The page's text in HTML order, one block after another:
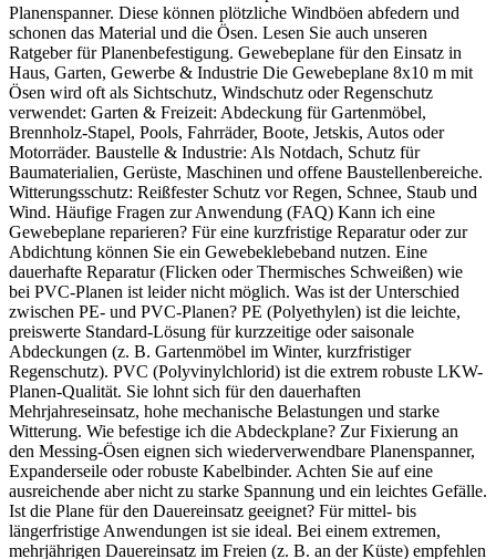
Planenspanner. Diese können plötzliche Windböen abfedern und
schonen das Material und die Ösen. Lesen Sie auch unseren
Ratgeber für Planenbefestigung. Gewebeplane für den Einsatz in
Haus, Garten, Gewerbe & Industrie Die Gewebeplane 8x10 m mit
Ösen wird oft als Sichtschutz, Windschutz oder Regenschutz
verwendet: Garten & Freizeit: Abdeckung für Gartenmöbel,
Brennholz-Stapel, Pools, Fahrräder, Boote, Jetskis, Autos oder
Motorräder. Baustelle & Industrie: Als Notdach, Schutz für
Baumaterialien, Gerüste, Maschinen und offene Baustellenbereiche.
Witterungsschutz: Reißfester Schutz vor Regen, Schnee, Staub und
Wind. Häufige Fragen zur Anwendung (FAQ) Kann ich eine
Gewebeplane reparieren? Für eine kurzfristige Reparatur oder zur
Abdichtung können Sie ein Gewebeklebeband nutzen. Eine
dauerhafte Reparatur (Flicken oder Thermisches Schweißen) wie
bei PVC-Planen ist leider nicht möglich. Was ist der Unterschied
zwischen PE- und PVC-Planen? PE (Polyethylen) ist die leichte,
preiswerte Standard-Lösung für kurzzeitige oder saisonale
Abdeckungen (z. B. Gartenmöbel im Winter, kurzfristiger
Regenschutz). PVC (Polyvinylchlorid) ist die extrem robuste LKW-
Planen-Qualität. Sie lohnt sich für den dauerhaften
Mehrjahreseinsatz, hohe mechanische Belastungen und starke
Witterung. Wie befestige ich die Abdeckplane? Zur Fixierung an
den Messing-Ösen eignen sich wiederverwendbare Planenspanner,
Expanderseile oder robuste Kabelbinder. Achten Sie auf eine
ausreichende aber nicht zu starke Spannung und ein leichtes Gefälle.
Ist die Plane für den Dauereinsatz geeignet? Für mittel- bis
längerfristige Anwendungen ist sie ideal. Bei einem extremen,
mehrjährigen Dauereinsatz im Freien (z. B. an der Küste) empfehlen